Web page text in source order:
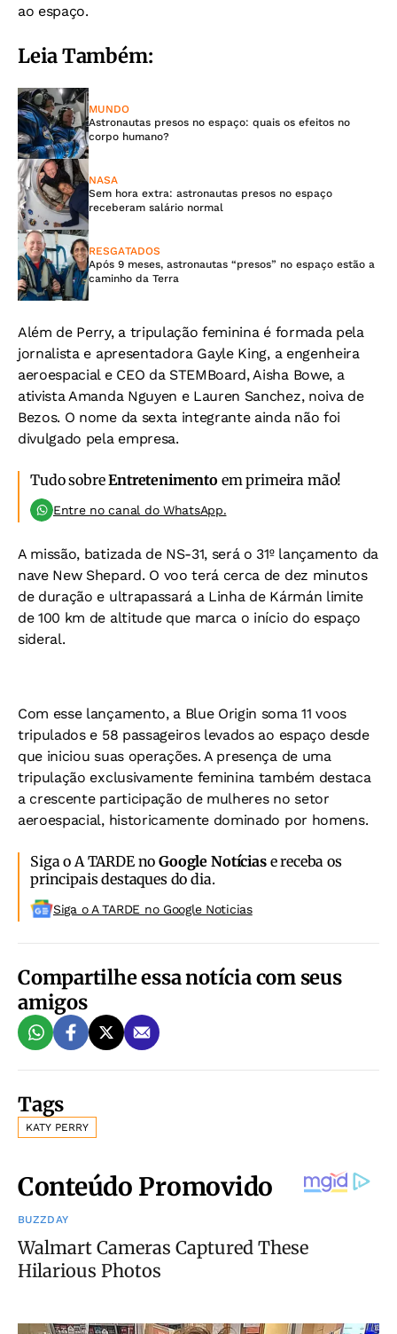
ao espaço.
Leia Também:
MUNDO
Astronautas presos no espaço: quais os efeitos no
corpo humano?
NASA
Sem hora extra: astronautas presos no espaço
receberam salário normal
RESGATADOS
Após 9 meses, astronautas “presos” no espaço estão a
caminho da Terra
Além de Perry, a tripulação feminina é formada pela
jornalista e apresentadora Gayle King, a engenheira
aeroespacial e CEO da STEMBoard, Aisha Bowe, a
ativista Amanda Nguyen e Lauren Sanchez, noiva de
Bezos. O nome da sexta integrante ainda não foi
divulgado pela empresa.
Tudo sobreEntretenimento em primeira mão!
Entre no canal do WhatsApp.
A missão, batizada de NS-31, será o 31º lançamento da
nave New Shepard. O voo terá cerca de dez minutos
de duração e ultrapassará a Linha de Kármán limite
de 100 km de altitude que marca o início do espaço
sideral.
Com esse lançamento, a Blue Origin soma 11 voos
tripulados e 58 passageiros levados ao espaço desde
que iniciou suas operações. A presença de uma
tripulação exclusivamente feminina também destaca
a crescente participação de mulheres no setor
aeroespacial, historicamente dominado por homens.
Siga o A TARDE noGoogle Notíciase receba os
principais destaques do dia.
Siga o A TARDE no Google Noticias
Compartilhe essa notícia com seus
amigos
Tags
KATY PERRY